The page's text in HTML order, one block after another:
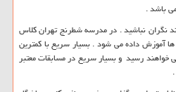
باشد .
نگران نباشید . در مدرسه شطرنج تهران کلاس
آموزش داده می شود . بسیار سریع با کمترین
خواهند رسید و بسیار سریع در مسابقات معتبر